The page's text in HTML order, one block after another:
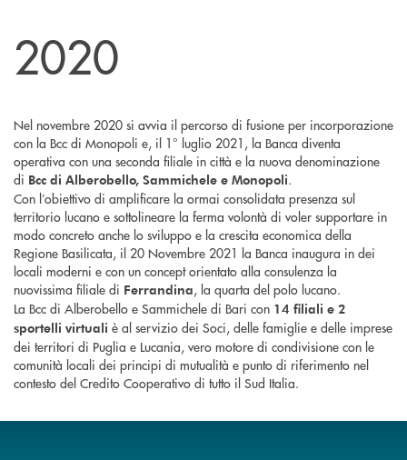
2020
Nel novembre 2020 si avvia il percorso di fusione per incorporazione
con la Bcc di Monopoli e, il 1° luglio 2021, la Banca diventa
operativa con una seconda filiale in città e la nuova denominazione
di Bcc di Alberobello, Sammichele e Monopoli.
Con l’obiettivo di amplificare la ormai consolidata presenza sul
territorio lucano e sottolineare la ferma volontà di voler supportare in
modo concreto anche lo sviluppo e la crescita economica della
Regione Basilicata, il 20 Novembre 2021 la Banca inaugura in dei
locali moderni e con un concept orientato alla consulenza la
nuovissima filiale di Ferrandina, la quarta del polo lucano.
La Bcc di Alberobello e Sammichele di Bari con 14 filiali e 2
sportelli virtuali è al servizio dei Soci, delle famiglie e delle imprese
dei territori di Puglia e Lucania, vero motore di condivisione con le
comunità locali dei principi di mutualità e punto di riferimento nel
contesto del Credito Cooperativo di tutto il Sud Italia.